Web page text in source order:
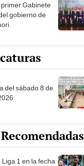
Gabinete
gobierno de
del sábado 8 de
1 en la fecha